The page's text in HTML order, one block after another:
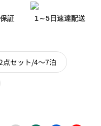
証 1～5日速達配送
点セット/4～7泊